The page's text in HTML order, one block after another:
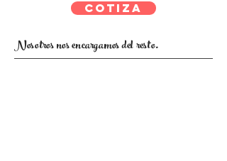
Cotiza
Nosotros nos encargamos del resto.